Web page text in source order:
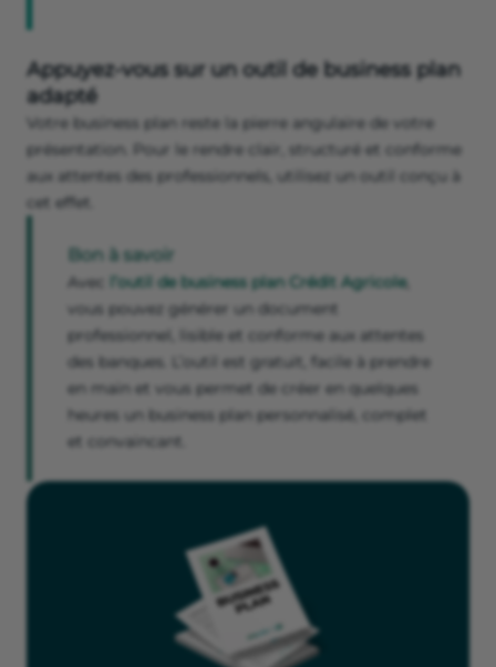
Appuyez-vous sur un outil de business plan
adapté
Votre business plan reste la pierre angulaire de votre
présentation. Pour le rendre clair, structuré et conforme
aux attentes des professionnels, utilisez un outil conçu à
cet effet.
Bon à savoir
Avec l’outil de business plan Crédit Agricole,
vous pouvez générer un document
professionnel, lisible et conforme aux attentes
des banques. L’outil est gratuit, facile à prendre
en main et vous permet de créer en quelques
heures un business plan personnalisé, complet
et convaincant.